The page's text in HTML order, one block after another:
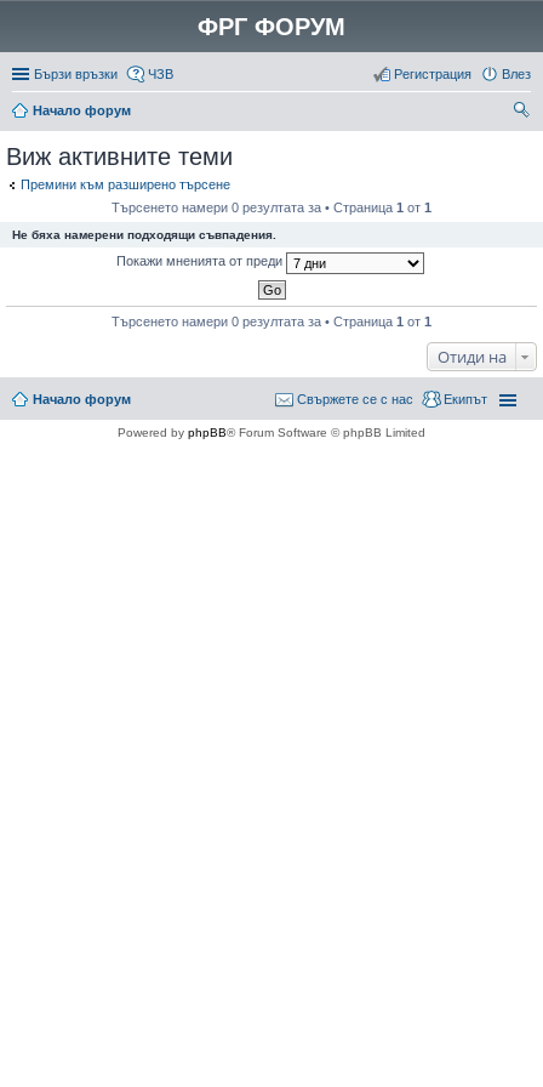
ФРГ ФОРУМ
Бързи връзки ЧЗВ Влез
Регистрация
Начало форум
Виж активните теми
Премини към разширено търсене
Търсенето намери 0 резултата за • Страница 1 от 1
Не бяха намерени подходящи съвпадения.
Покажи мненията от преди
Търсенето намери 0 резултата за • Страница 1 от 1
Отиди на
Начало форум Екипът
Свържете се с нас
Powered by phpBB® Forum Software © phpBB Limited